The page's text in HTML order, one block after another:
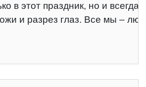
в этот праздник, но и
и разрез глаз. Все мы –